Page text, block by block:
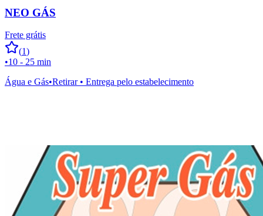
NEO GÁS
Frete grátis
(1)
•10 - 25 min
Água e Gás•Retirar • Entrega pelo estabelecimento